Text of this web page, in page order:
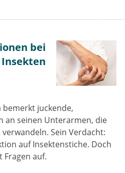
bei
bemerkt juckende,
an seinen Unterarmen, die
Sein Verdacht:
auf Insektenstiche. Doch
auf.